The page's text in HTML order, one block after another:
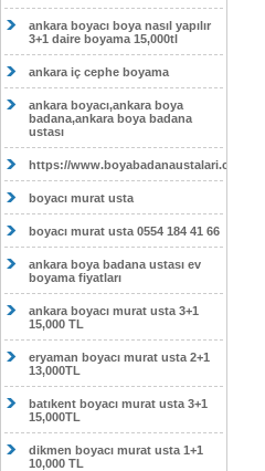
ankara boyacı boya nasıl yapılır
3+1 daire boyama 15,000tl
ankara iç cephe boyama
ankara boyacı,ankara boya
badana,ankara boya badana
ustası
https://www.boyabadanaustalari.com/
boyacı murat usta
boyacı murat usta 0554 184 41 66
ankara boya badana ustası ev
boyama fiyatları
ankara boyacı murat usta 3+1
15,000 TL
eryaman boyacı murat usta 2+1
13,000TL
batıkent boyacı murat usta 3+1
15,000TL
dikmen boyacı murat usta 1+1
10,000 TL